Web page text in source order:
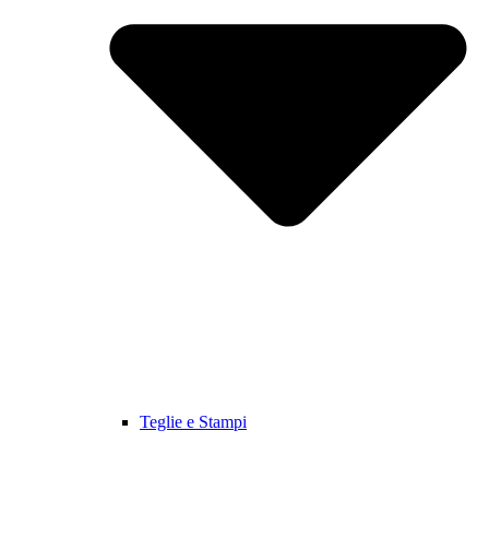
Teglie e Stampi